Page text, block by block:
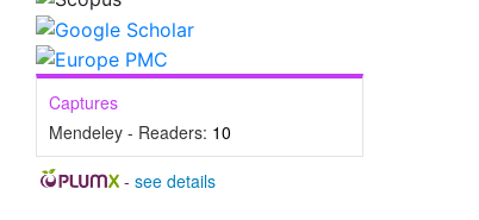
Captures
Mendeley - Readers: 10
- see details